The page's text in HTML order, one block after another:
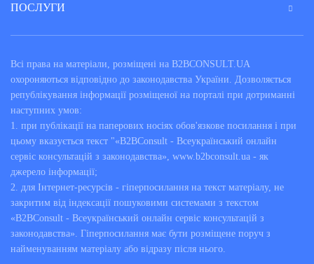
ПОСЛУГИ
Всі права на матеріали, розміщені на B2BCONSULT.UA
охороняються відповідно до законодавства України. Дозволяється
републікування інформації розміщеної на порталі при дотриманні
наступних умов:
1. при публікації на паперових носіях обов'язкове посилання і при
цьому вказується текст "«B2BConsult - Всеукраїнський онлайн
сервіс консультацій з законодавства», www.b2bconsult.ua - як
джерело інформації;
2. для Інтернет-ресурсів - гіперпосилання на текст матеріалу, не
закритим від індексації пошуковими системами з текстом
«B2BConsult - Всеукраїнський онлайн сервіс консультацій з
законодавства». Гіперпосилання має бути розміщене поруч з
найменуванням матеріалу або відразу після нього.